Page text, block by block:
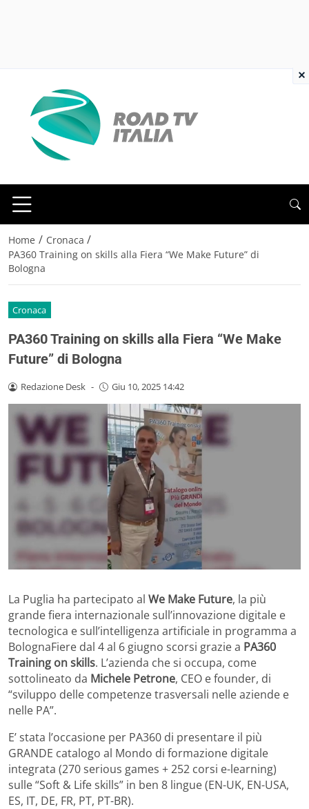
Home / Cronaca /
PA360 Training on skills alla Fiera “We Make Future” di
Bologna
Cronaca
PA360 Training on skills alla Fiera “We Make
Future” di Bologna
Redazione Desk - Giu 10, 2025 14:42
La Puglia ha partecipato al We Make Future, la più
grande fiera internazionale sull’innovazione digitale e
tecnologica e sull’intelligenza artificiale in programma a
BolognaFiere dal 4 al 6 giugno scorsi grazie a PA360
Training on skills. L’azienda che si occupa, come
sottolineato da Michele Petrone, CEO e founder, di
“sviluppo delle competenze trasversali nelle aziende e
nelle PA”.
E’ stata l’occasione per PA360 di presentare il più
GRANDE catalogo al Mondo di formazione digitale
integrata (270 serious games + 252 corsi e-learning)
sulle “Soft & Life skills” in ben 8 lingue (EN-UK, EN-USA,
ES, IT, DE, FR, PT, PT-BR).
×